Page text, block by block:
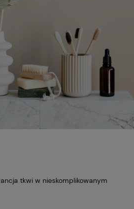
tkwi w nieskomplikowanym